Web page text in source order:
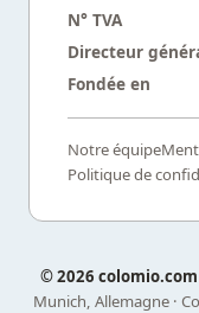
N° TVA
Directeur
Fondée en
Notre équipe
Politique de
©2026 colomio.com
Munich, Allemagne ·